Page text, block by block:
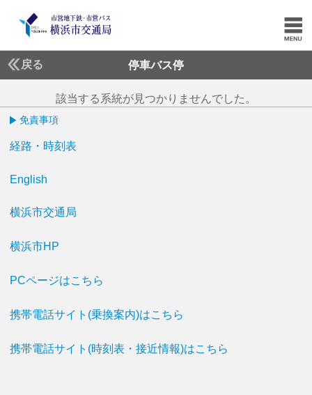
戻る 停車バス停
該当する系統が見つかりませんでした。
免責事項
経路・時刻表
English
横浜市交通局
横浜市HP
PCページはこちら
携帯電話サイト(乗換案内)はこちら
携帯電話サイト(時刻表・接近情報)はこちら